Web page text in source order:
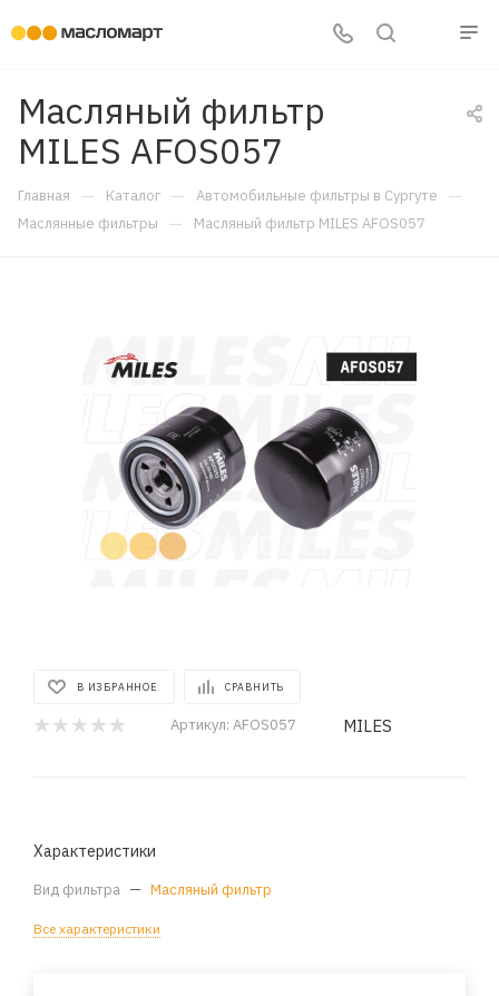
Масляный фильтр
MILES AFOS057
Главная — Каталог — Автомобильные фильтры в Сургуте —
Маслянные фильтры — Масляный фильтр MILES AFOS057
В ИЗБРАННОЕ СРАВНИТЬ
Артикул: AFOS057 MILES
Характеристики
Вид фильтра — Масляный фильтр
Все характеристики